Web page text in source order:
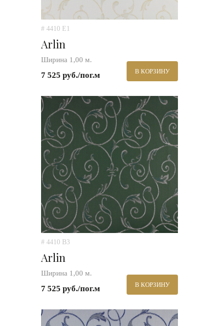
# 4410 E1
Arlin
Ширина 1,00 м.
7 525 руб./пог.м В КОРЗИНУ
# 4410 B3
Arlin
Ширина 1,00 м.
7 525 руб./пог.м В КОРЗИНУ